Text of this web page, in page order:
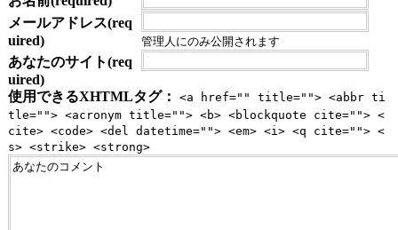
メールアドレス(req
uired)
管理人にのみ公開されます
あなたのサイト(req
uired)
使用できるXHTMLタグ：
<a href="" title=""> <abbr ti
tle=""> <acronym title=""> <b> <blockquote cite=""> <
cite> <code> <del datetime=""> <em> <i> <q cite=""> <
s> <strike> <strong>